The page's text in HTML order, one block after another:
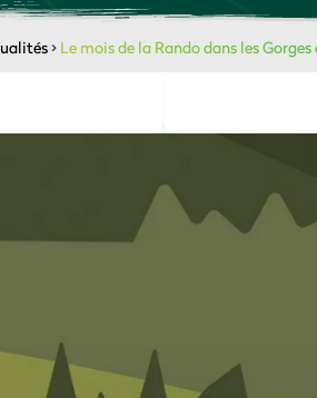
> Le mois de la Rando dans les